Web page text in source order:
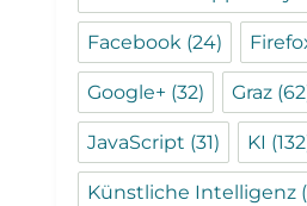
Facebook (24)
Google+ (32) Graz
JavaScript (31) KI
Künstliche Intelligenz